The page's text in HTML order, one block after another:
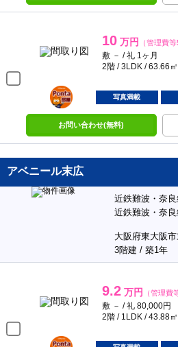
10 万円 （管理費等
敷 － / 礼 1ヶ月
2階 / 3LDK / 63.66㎡
ポンタ
部屋
写真満載
お問い合わせ(無料)
アベニール末広
近鉄難波・奈
近鉄難波・奈
大阪府東大阪
3階建 / 築1年
9.2 万円 （管理費
敷 － / 礼 80,000円
2階 / 1LDK / 43.88㎡
ポンタ